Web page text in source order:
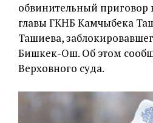
обвинительный приговор
главы ГКНБ Камчыбека
Ташиева,
Бишкек-Ош. Об этом
Верховного суда.